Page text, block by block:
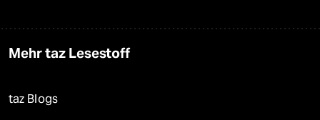
Mehr taz Lesestoff
taz Blogs